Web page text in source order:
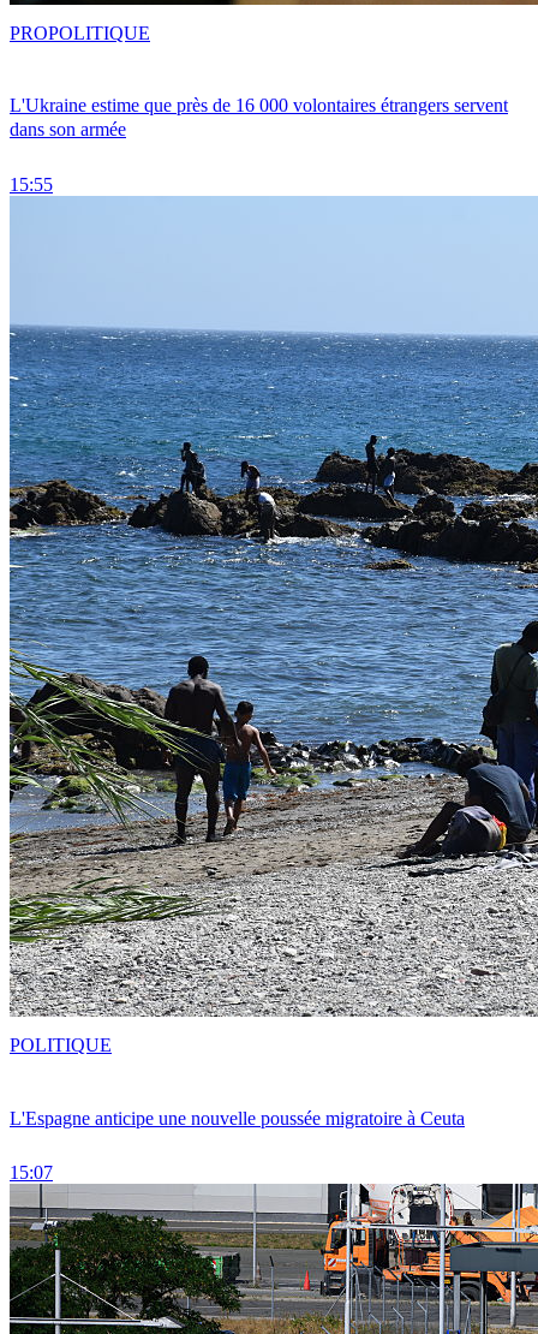
L'Ukraine estime que près de 16 000 volontaires étrangers servent
dans son armée
15:55
PROPOLITIQUE
L'Espagne anticipe une nouvelle poussée migratoire à Ceuta
15:07
POLITIQUE